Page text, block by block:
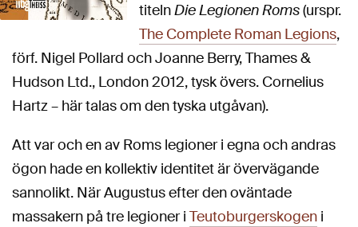
titelnDie Legionen Roms(urspr.
The Complete Roman Legions,
förf. Nigel Pollard och Joanne Berry, Thames &
Hudson Ltd., London 2012, tysk övers. Cornelius
Hartz – här talas om den tyska utgåvan).
Att var och en av Roms legioner i egna och andras
ögon hade en kollektiv identitet är övervägande
sannolikt. När Augustus efter den oväntade
massakern på tre legioner i Teutoburgerskogeni